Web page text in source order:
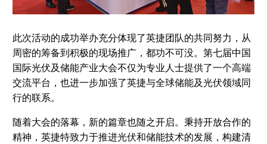
此次活动的成功举办充分体现了英捷团队的共同努力，从
周密的筹备到积极的现场推广，都功不可没。第七届中国
国际光伏及储能产业大会不仅为专业人士提供了一个高端
交流平台，也进一步加强了英捷与全球储能及光伏领域同
行的联系。
随着大会的落幕，新的篇章也随之开启。秉持开放合作的
精神，英捷特致力于推进光伏和储能技术的发展，构建清